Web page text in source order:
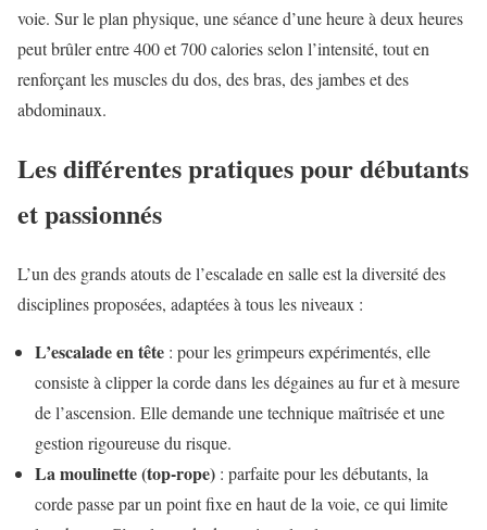
voie. Sur le plan physique, une séance d’une heure à deux heures
peut brûler entre 400 et 700 calories selon l’intensité, tout en
renforçant les muscles du dos, des bras, des jambes et des
abdominaux.
Les différentes pratiques pour débutants
et passionnés
L’un des grands atouts de l’escalade en salle est la diversité des
disciplines proposées, adaptées à tous les niveaux :
L’escalade en tête : pour les grimpeurs expérimentés, elle
consiste à clipper la corde dans les dégaines au fur et à mesure
de l’ascension. Elle demande une technique maîtrisée et une
gestion rigoureuse du risque.
La moulinette (top-rope) : parfaite pour les débutants, la
corde passe par un point fixe en haut de la voie, ce qui limite